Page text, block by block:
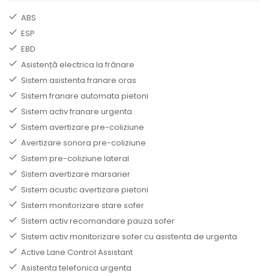
ABS
ESP
EBD
Asistență electrica la frânare
Sistem asistenta franare oras
Sistem franare automata pietoni
Sistem activ franare urgenta
Sistem avertizare pre-coliziune
Avertizare sonora pre-coliziune
Sistem pre-coliziune lateral
Sistem avertizare marsarier
Sistem acustic avertizare pietoni
Sistem monitorizare stare sofer
Sistem activ recomandare pauza sofer
Sistem activ monitorizare sofer cu asistenta de urgenta
Active Lane Control Assistant
Asistenta telefonica urgenta